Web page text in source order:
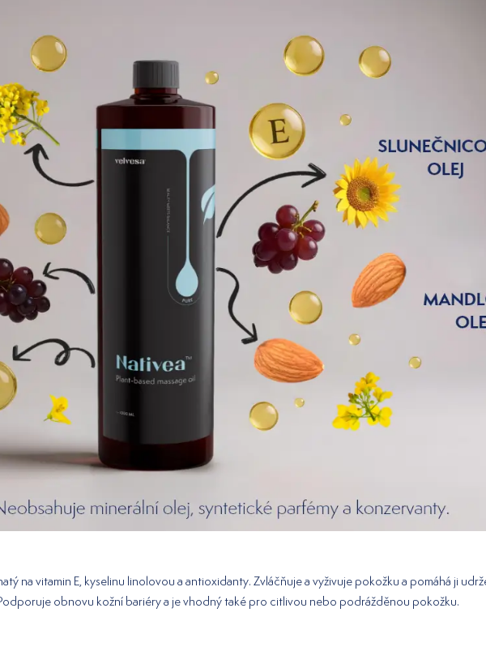
na vitamin E, kyselinu linolovou a antioxidanty. Zvláčňuje a vyživuje pokožku a pomáhá ji
obnovu kožní bariéry a je vhodný také pro citlivou nebo podrážděnou pokožku.